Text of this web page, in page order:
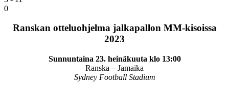
0
Ranskan otteluohjelma jalkapallon MM-kisoissa
2023
Sunnuntaina 23. heinäkuuta klo 13:00
Ranska – Jamaika
Sydney Football Stadium